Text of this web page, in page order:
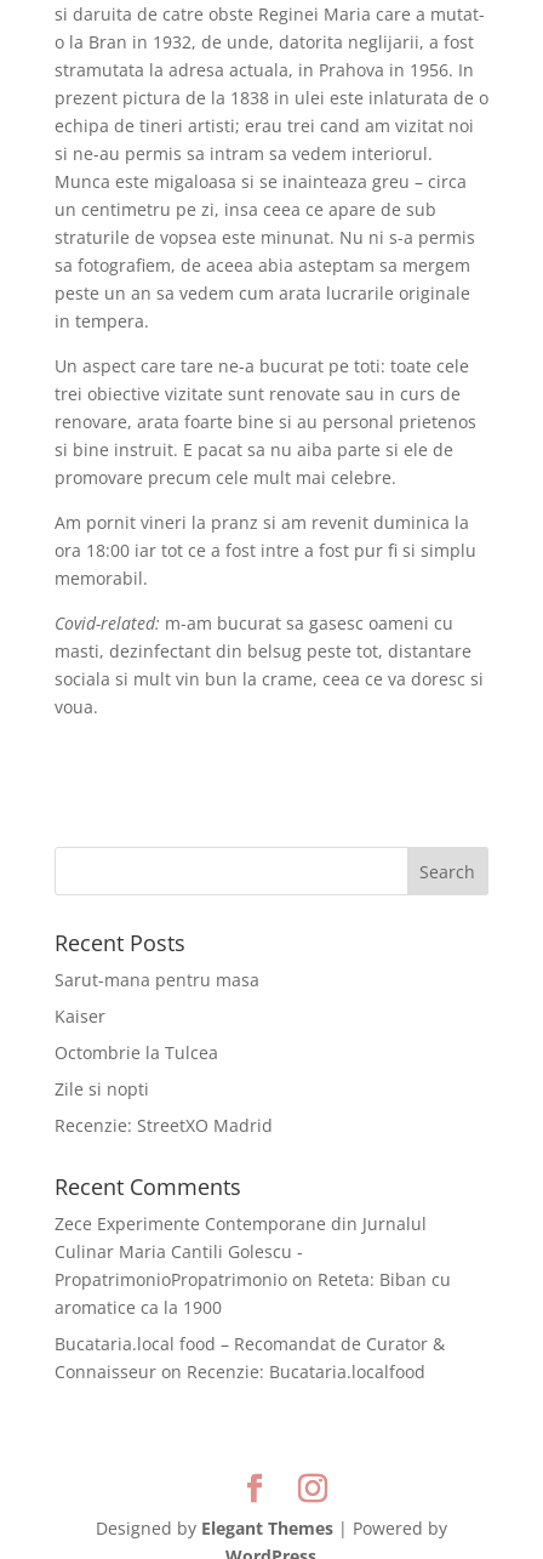
si daruita de catre obste Reginei Maria care a mutat-
o la Bran in 1932, de unde, datorita neglijarii, a fost
stramutata la adresa actuala, in Prahova in 1956. In
prezent pictura de la 1838 in ulei este inlaturata de o
echipa de tineri artisti; erau trei cand am vizitat noi
si ne-au permis sa intram sa vedem interiorul.
Munca este migaloasa si se inainteaza greu – circa
un centimetru pe zi, insa ceea ce apare de sub
straturile de vopsea este minunat. Nu ni s-a permis
sa fotografiem, de aceea abia asteptam sa mergem
peste un an sa vedem cum arata lucrarile originale
in tempera.
Un aspect care tare ne-a bucurat pe toti: toate cele
trei obiective vizitate sunt renovate sau in curs de
renovare, arata foarte bine si au personal prietenos
si bine instruit. E pacat sa nu aiba parte si ele de
promovare precum cele mult mai celebre.
Am pornit vineri la pranz si am revenit duminica la
ora 18:00 iar tot ce a fost intre a fost pur fi si simplu
memorabil.
Covid-related: m-am bucurat sa gasesc oameni cu
masti, dezinfectant din belsug peste tot, distantare
sociala si mult vin bun la crame, ceea ce va doresc si
voua.
Recent Posts
Sarut-mana pentru masa
Kaiser
Octombrie la Tulcea
Zile si nopti
Recenzie: StreetXO Madrid
Recent Comments
Zece Experimente Contemporane din Jurnalul
Culinar Maria Cantili Golescu -
PropatrimonioPropatrimonioon Reteta: Biban cu
aromatice ca la 1900
Bucataria.local food – Recomandat de Curator &
Connaisseuron Recenzie: Bucataria.localfood
Designed by Elegant Themes| Powered by